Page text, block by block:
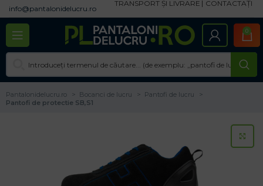
info@pantalonidelucru.ro
TRANSPORT ȘI LIVRARE CONTACTAȚI
0
Pantalonidelucru.ro Bocanci de lucru
Pantofi de lucru
Pantofi de protectie SB,S1